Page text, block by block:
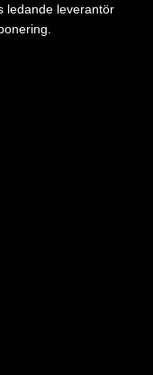
ledande leverantör